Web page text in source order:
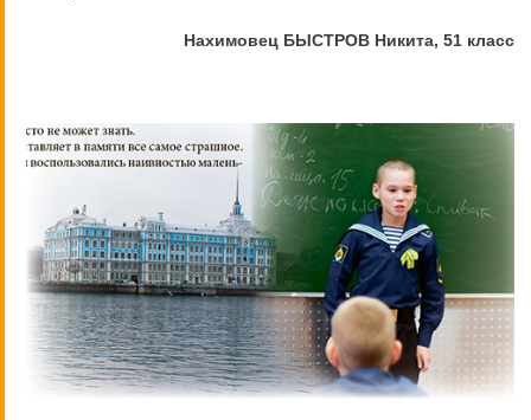
Нахимовец БЫСТРОВ Никита, 51 класс